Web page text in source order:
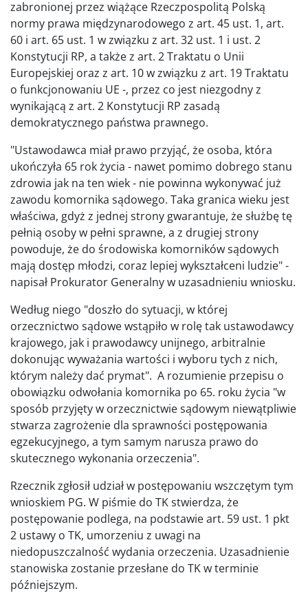
zabronionej przez wiążące Rzeczpospolitą Polską
normy prawa międzynarodowego z art. 45 ust. 1, art.
60 i art. 65 ust. 1 w związku z art. 32 ust. 1 i ust. 2
Konstytucji RP, a także z art. 2 Traktatu o Unii
Europejskiej oraz z art. 10 w związku z art. 19 Traktatu
o funkcjonowaniu UE -, przez co jest niezgodny z
wynikającą z art. 2 Konstytucji RP zasadą
demokratycznego państwa prawnego.
"Ustawodawca miał prawo przyjąć, że osoba, która
ukończyła 65 rok życia - nawet pomimo dobrego stanu
zdrowia jak na ten wiek - nie powinna wykonywać już
zawodu komornika sądowego. Taka granica wieku jest
właściwa, gdyż z jednej strony gwarantuje, że służbę tę
pełnią osoby w pełni sprawne, a z drugiej strony
powoduje, że do środowiska komorników sądowych
mają dostęp młodzi, coraz lepiej wykształceni ludzie" -
napisał Prokurator Generalny w uzasadnieniu wniosku.
Według niego "doszło do sytuacji, w której
orzecznictwo sądowe wstąpiło w rolę tak ustawodawcy
krajowego, jak i prawodawcy unijnego, arbitralnie
dokonując wyważania wartości i wyboru tych z nich,
którym należy dać prymat". A rozumienie przepisu o
obowiązku odwołania komornika po 65. roku życia "w
sposób przyjęty w orzecznictwie sądowym niewątpliwie
stwarza zagrożenie dla sprawności postępowania
egzekucyjnego, a tym samym narusza prawo do
skutecznego wykonania orzeczenia".
Rzecznik zgłosił udział w postępowaniu wszczętym tym
wnioskiem PG. W piśmie do TK stwierdza, że
postępowanie podlega, na podstawie art. 59 ust. 1 pkt
2 ustawy o TK, umorzeniu z uwagi na
niedopuszczalność wydania orzeczenia. Uzasadnienie
stanowiska zostanie przesłane do TK w terminie
późniejszym.